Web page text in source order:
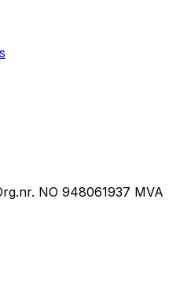
NO 948061937 MVA